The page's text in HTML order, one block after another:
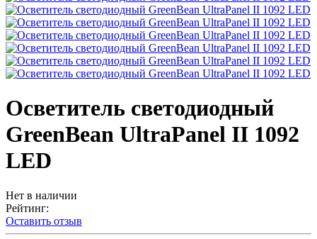
Осветитель светодиодный
GreenBean UltraPanel II 1092
LED
Нет в наличии
Рейтинг:
Оставить отзыв